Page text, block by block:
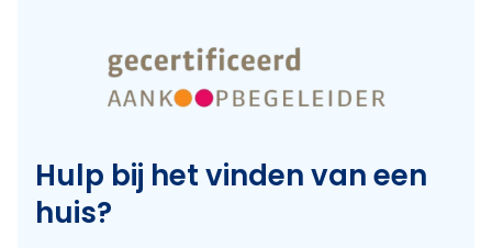
Hulp bij het vinden van een
huis?